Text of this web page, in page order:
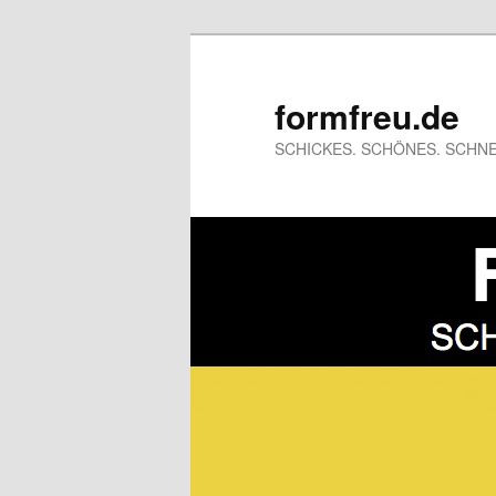
formfreu.de
SCHICKES. SCHÖNES.